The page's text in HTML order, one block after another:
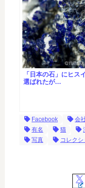
「日本の石」にヒス
選ばれたが…
Facebook 会
有名
猫
写真
コレクシ